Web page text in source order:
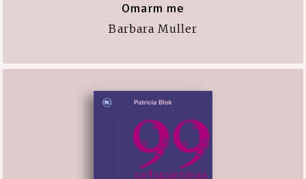
Omarm me
Barbara Muller